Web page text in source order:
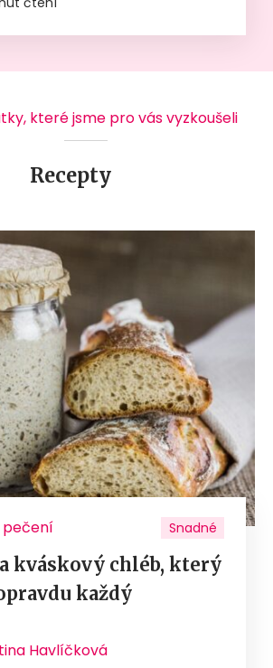
které jsme pro vás vyzkoušeli
Recepty
pečení Snadné
kváskový chléb, který
každý
Havlíčková